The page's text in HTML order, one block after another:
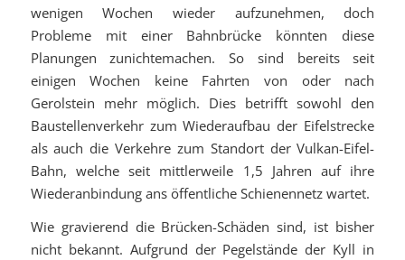
wenigen Wochen wieder aufzunehmen, doch
Probleme mit einer Bahnbrücke könnten diese
Planungen zunichtemachen. So sind bereits seit
einigen Wochen keine Fahrten von oder nach
Gerolstein mehr möglich. Dies betrifft sowohl den
Baustellenverkehr zum Wiederaufbau der Eifelstrecke
als auch die Verkehre zum Standort der Vulkan-Eifel-
Bahn, welche seit mittlerweile 1,5 Jahren auf ihre
Wiederanbindung ans öffentliche Schienennetz wartet.
Wie gravierend die Brücken-Schäden sind, ist bisher
nicht bekannt. Aufgrund der Pegelstände der Kyll in